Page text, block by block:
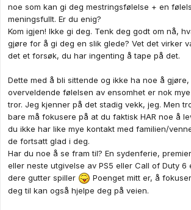
noe som kan gi deg mestringsfølelse + en
meningsfullt. Er du enig?
Kom igjen! Ikke gi deg. Tenk deg godt om nå,
gjøre for å gi deg en slik glede? Vet det virker
det et forsøk, du har ingenting å tape på det.
Dette med å bli sittende og ikke ha noe å
overveldende følelsen av ensomhet er nok
tror. Jeg kjenner på det stadig vekk, jeg. Men
bare må fokusere på at du faktisk HAR noe å
du ikke har like mye kontakt med familien/
de fortsatt glad i deg.
Har du noe å se fram til? En sydenferie,
eller neste utgivelse av PS5 eller Call of Duty 6
dere gutter spiller
Poenget mitt er, å
deg til kan også hjelpe deg på veien.